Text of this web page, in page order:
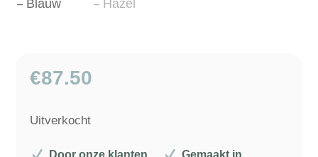
€87.50
Uitverkocht
Door onze klanten
Gemaakt in